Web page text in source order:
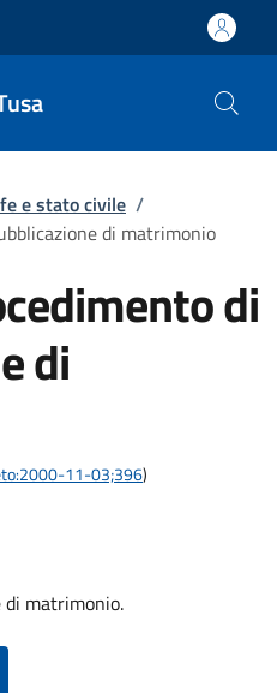
e stato civile /
di matrimonio
di
di
11-03;396)
di matrimonio.